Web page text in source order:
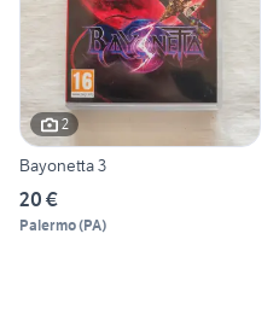
2
Bayonetta 3
20 €
Palermo(PA)